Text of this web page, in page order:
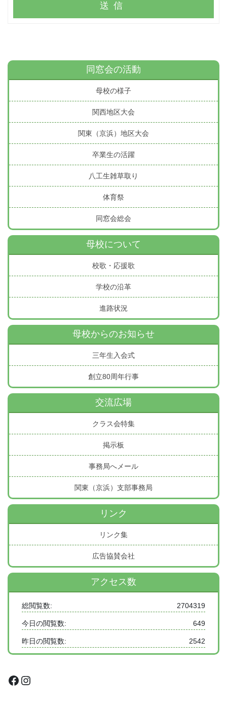
送信
同窓会の活動
母校の様子
関西地区大会
関東（京浜）地区大会
卒業生の活躍
八工生雑草取り
体育祭
同窓会総会
母校について
校歌・応援歌
学校の沿革
進路状況
母校からのお知らせ
三年生入会式
創立80周年行事
交流広場
クラス会特集
掲示板
事務局へメール
関東（京浜）支部事務局
リンク
リンク集
広告協賛会社
アクセス数
2704319
総閲覧数:
649
今日の閲覧数:
2542
昨日の閲覧数:
Facebook
Instagram